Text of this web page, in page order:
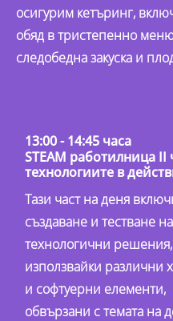
осигурим кетъринг,
обяд в тристепенно
следобедна закуска и
13:00 - 14:45 часа
STEAM работилница II
технологиите в
Тази част на деня
създаване и тестване на
технологични решения,
използвайки различни
и софтуерни елементи,
обвързани с темата на